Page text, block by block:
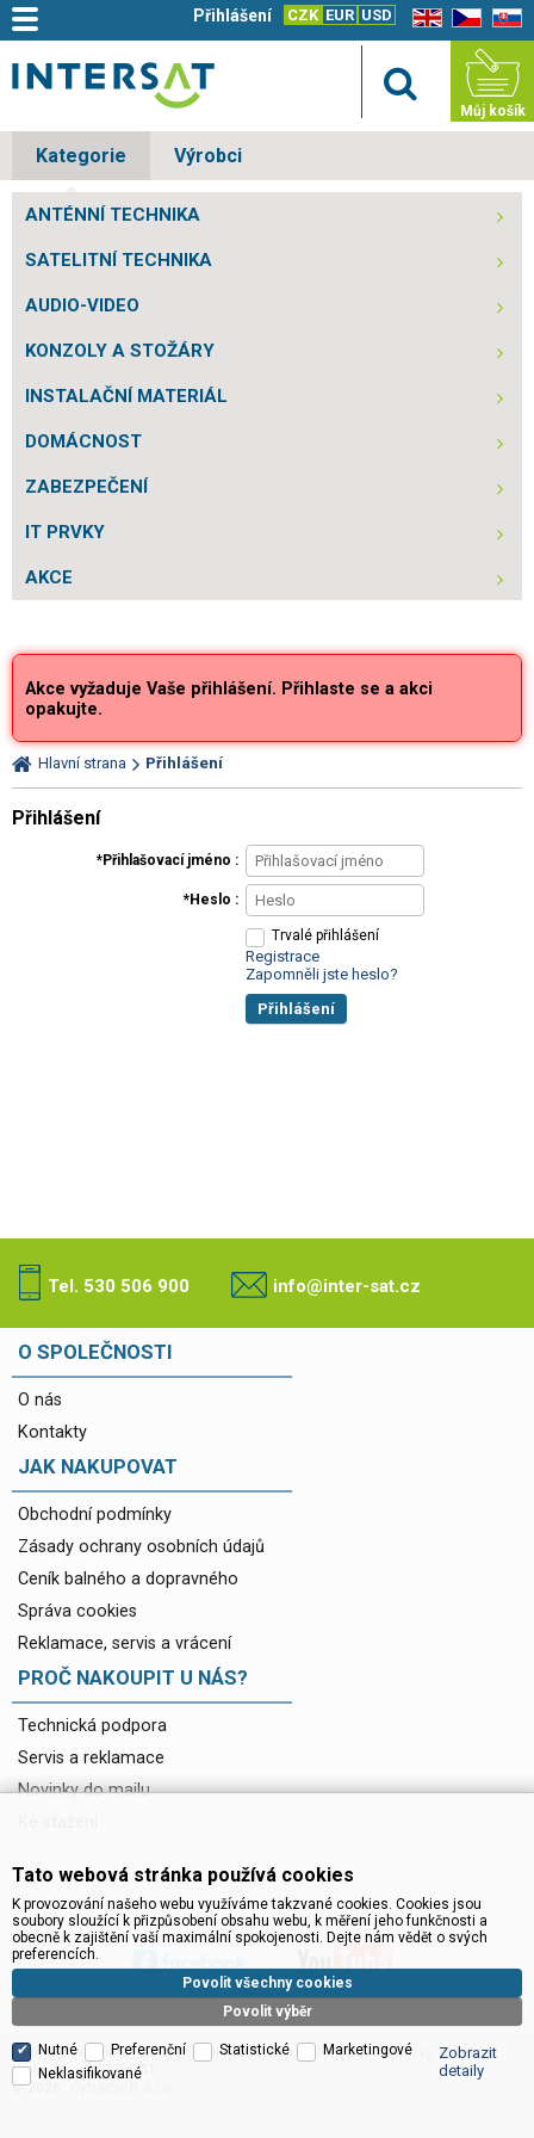
EN CZ SK
CZK EUR USD
Přihlášení
Můj košík
Kategorie Výrobci
ANTÉNNÍ TECHNIKA
SATELITNÍ TECHNIKA
AUDIO-VIDEO
KONZOLY A STOŽÁRY
INSTALAČNÍ MATERIÁL
DOMÁCNOST
ZABEZPEČENÍ
IT PRVKY
AKCE
Akce vyžaduje Vaše přihlášení. Přihlaste se a akci
opakujte.
Hlavní strana Přihlášení
Přihlášení
Přihlašovací jméno
Heslo
Trvalé přihlášení
Registrace
Zapomněli jste heslo?
Přihlášení
Tel. 530 506 900 info@inter-sat.cz
O SPOLEČNOSTI
O nás
Kontakty
JAK NAKUPOVAT
Obchodní podmínky
Zásady ochrany osobních údajů
Ceník balného a dopravného
Správa cookies
Reklamace, servis a vrácení
PROČ NAKOUPIT U NÁS?
Technická podpora
Servis a reklamace
Novinky do mailu
Satelitní technika - satelitní přijímače a komplety, set top boxy, dvb-t
technika :: INTER SAT
© 2026
Tato webová stránka používá cookies
K provozování našeho webu využíváme takzvané cookies. Cookies jsou
soubory sloužící k přizpůsobení obsahu webu, k měření jeho funkčnosti a
obecně k zajištění vaší maximální spokojenosti. Dejte nám vědět o svých
preferencích.
Povolit výběr
Povolit všechny cookies
Nutné Preferenční Statistické
Marketingové
Neklasifikované
Zobrazit
detaily